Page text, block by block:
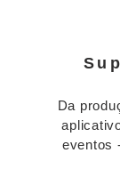
Da
eventos